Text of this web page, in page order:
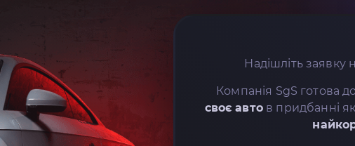
Надішліть заявку
Компанія SgS готова
своє автов придбанні